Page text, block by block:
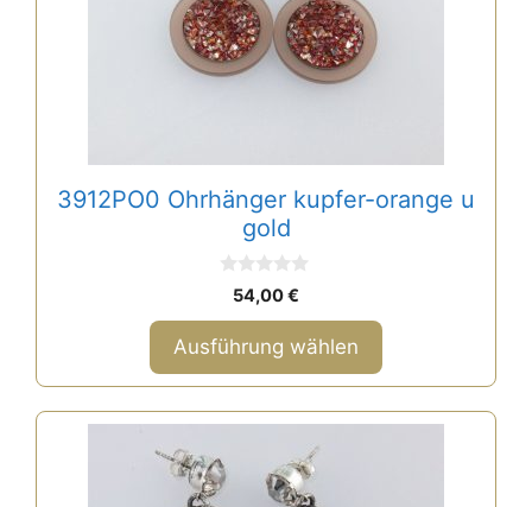
3912PO0 Ohrhänger kupfer-orange u
gold
o
n
5
54,00€
Ausführung wählen
der